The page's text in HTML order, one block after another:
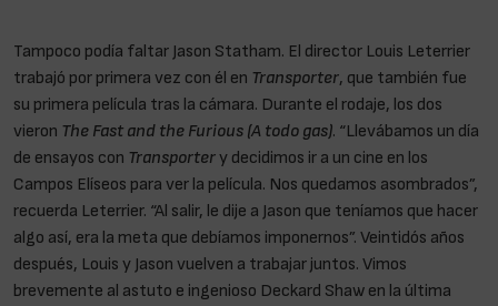
Tampoco podía faltar Jason Statham. El director Louis Leterrier
trabajó por primera vez con él en Transporter, que también fue
su primera película tras la cámara. Durante el rodaje, los dos
vieron The Fast and the Furious (A todo gas). “Llevábamos un día
de ensayos con Transportery decidimos ir a un cine en los
Campos Elíseos para ver la película. Nos quedamos asombrados”,
recuerda Leterrier. “Al salir, le dije a Jason que teníamos que hacer
algo así, era la meta que debíamos imponernos”. Veintidós años
después, Louis y Jason vuelven a trabajar juntos. Vimos
brevemente al astuto e ingenioso Deckard Shaw en la última